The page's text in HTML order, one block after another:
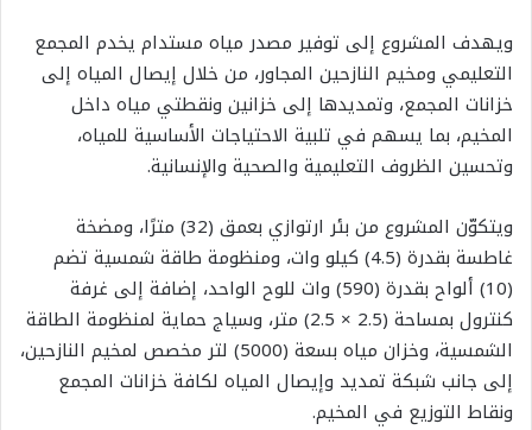
ويهدف المشروع إلى توفير مصدر مياه مستدام يخدم المجمع
التعليمي ومخيم النازحين المجاور، من خلال إيصال المياه إلى
خزانات المجمع، وتمديدها إلى خزانين ونقطتي مياه داخل
المخيم، بما يسهم في تلبية الاحتياجات الأساسية للمياه،
وتحسين الظروف التعليمية والصحية والإنسانية.
ويتكوّن المشروع من بئر ارتوازي بعمق (32) مترًا، ومضخة
غاطسة بقدرة (4.5) كيلو وات، ومنظومة طاقة شمسية تضم
(10) ألواح بقدرة (590) وات للوح الواحد، إضافة إلى غرفة
كنترول بمساحة (2.5 × 2.5) متر، وسياج حماية لمنظومة الطاقة
الشمسية، وخزان مياه بسعة (5000) لتر مخصص لمخيم النازحين،
إلى جانب شبكة تمديد وإيصال المياه لكافة خزانات المجمع
ونقاط التوزيع في المخيم.